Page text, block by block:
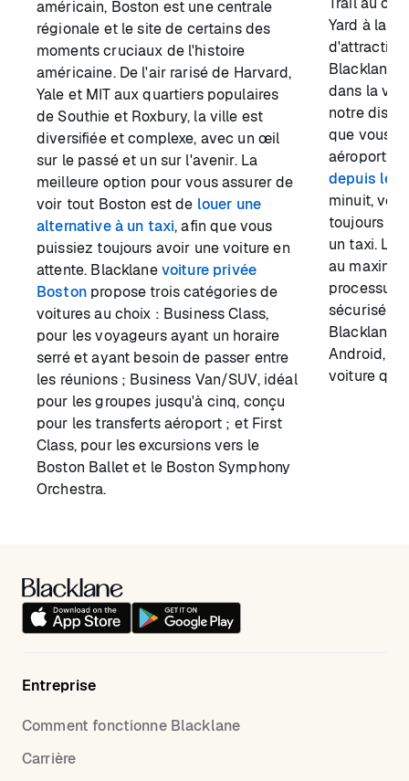
américain, Boston est une centrale
régionale et le site de certains des
moments cruciaux de l'histoire
américaine. De l'air rarisé de Harvard,
Yale et MIT aux quartiers populaires
de Southie et Roxbury, la ville est
diversifiée et complexe, avec un œil
sur le passé et un sur l'avenir. La
meilleure option pour vous assurer de
voir tout Boston est de louer une
alternative à un taxi, afin que vous
puissiez toujours avoir une voiture en
attente. Blacklanevoiture privée
Bostonpropose trois catégories de
voitures au choix : Business Class,
pour les voyageurs ayant un horaire
serré et ayant besoin de passer entre
les réunions ; Business Van/SUV, idéal
pour les groupes jusqu'à cinq, conçu
pour les transferts aéroport ; et First
Class, pour les excursions vers le
Boston Ballet et le Boston Symphony
Orchestra.
Yard à la
Blacklane
dans la
notre
que vous
aéroport à
depuis les
minuit,
toujours
un taxi.
au
processus
sécurisé à
Blacklane,
Android,
voiture
Entreprise
Comment fonctionne Blacklane
Carrière